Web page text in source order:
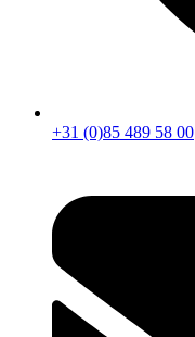
+31 (0)85 489 58 00